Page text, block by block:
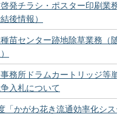
発チラシ・ポスター印刷業務
後情報）
苗センター跡地除草業務（随
務所ドラムカートリッジ等単
入札について
「かがわ花き流通効率化シス